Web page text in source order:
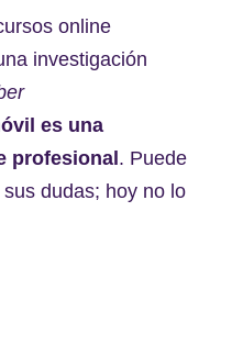
online
investigación
es una
profesional . Puede
dudas; hoy no lo